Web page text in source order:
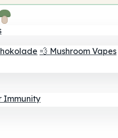
💨 Mushroom Vapes
Immunity